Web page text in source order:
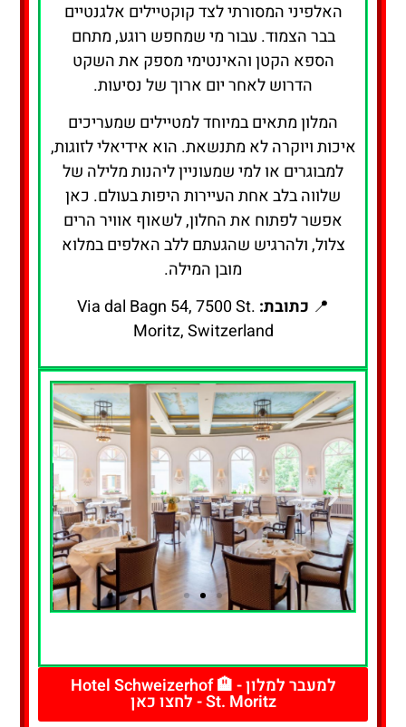
האלפיני המסורתי לצד קוקטיילים אלגנטיים
בבר הצמוד. עבור מי שמחפש רוגע, מתחם
הספא הקטן והאינטימי מספק את השקט
הדרוש לאחר יום ארוך של נסיעות.
המלון מתאים במיוחד למטיילים שמעריכים
איכות ויוקרה לא מתנשאת. הוא אידיאלי לזוגות,
למבוגרים או למי שמעוניין ליהנות מלילה של
שלווה בלב אחת העיירות היפות בעולם. כאן
אפשר לפתוח את החלון, לשאוף אוויר הרים
צלול, ולהרגיש שהגעתם ללב האלפים במלוא
מובן המילה.
📍 כתובת: Via dal Bagn 54, 7500 St.
Moritz, Switzerland
- לחצו כאןלמעבר למלון - 🏨 Hotel Schweizerhof
St. Moritz - לחצו כאן